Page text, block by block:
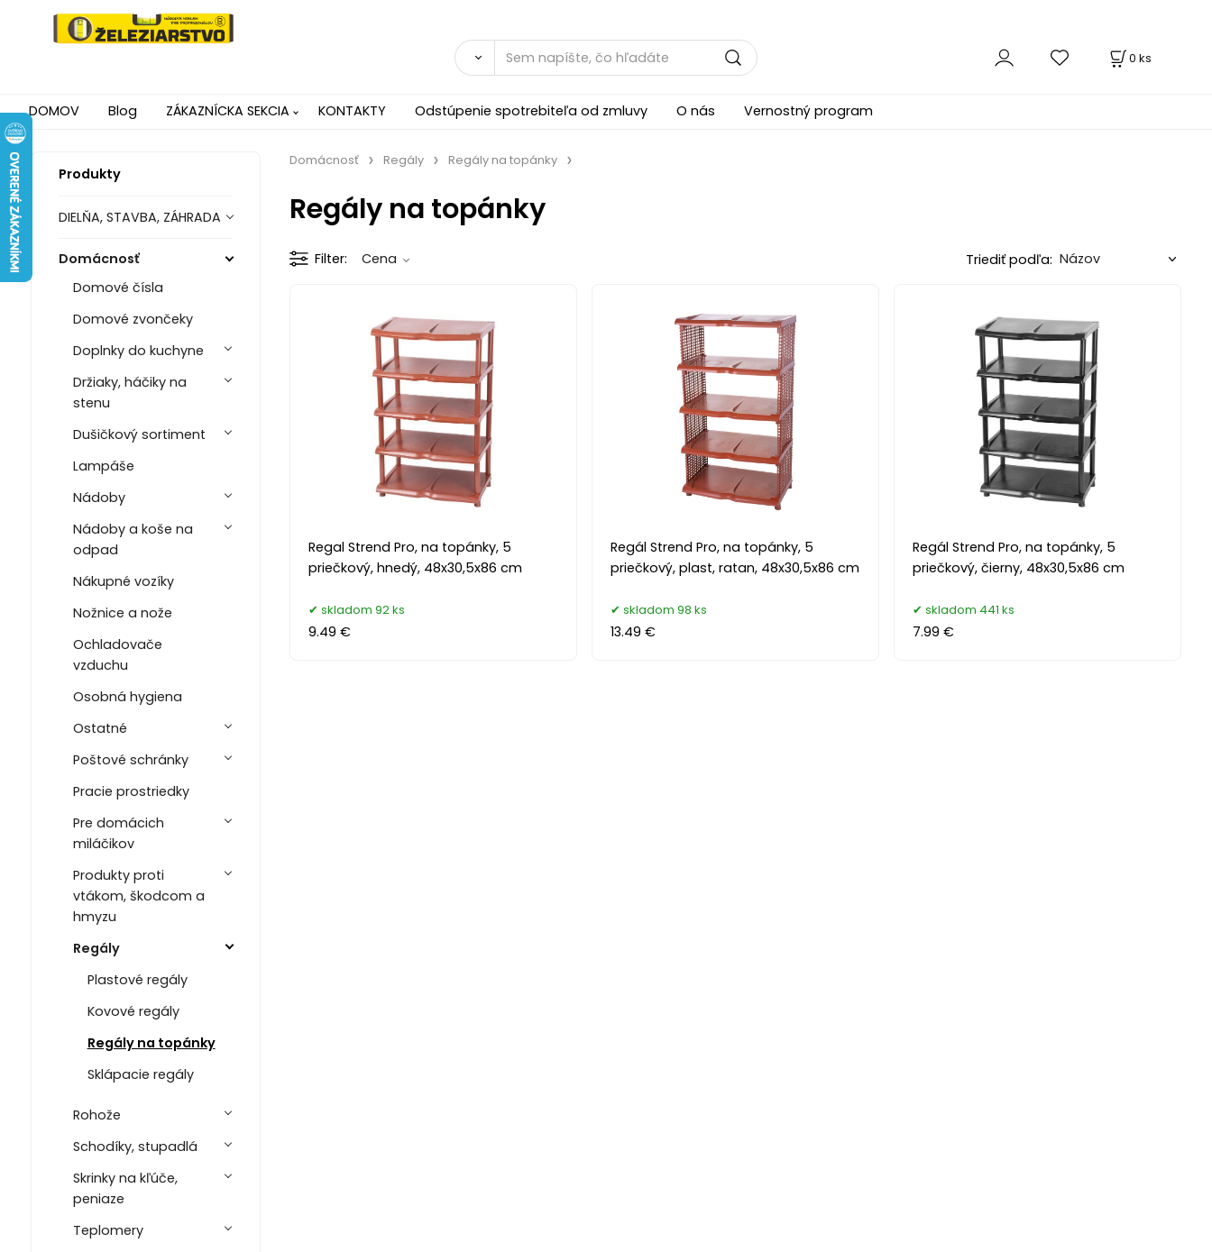
0 ks
DOMOV Blog ZÁKAZNÍCKA SEKCIA KONTAKTY Odstúpenie spotrebiteľa od zmluvy O nás Vernostný program
Produkty
DIELŇA, STAVBA, ZÁHRADA
Domácnosť
Domové čísla
Domové zvončeky
Doplnky do kuchyne
Držiaky, háčiky na
stenu
Dušičkový sortiment
Lampáše
Nádoby
Nádoby a koše na
odpad
Nákupné vozíky
Nožnice a nože
Ochladovače
vzduchu
Osobná hygiena
Ostatné
Poštové schránky
Pracie prostriedky
Pre domácich
miláčikov
Produkty proti
vtákom, škodcom a
hmyzu
Regály
Plastové regály
Kovové regály
Regály na topánky
Sklápacie regály
Rohože
Schodíky, stupadlá
Skrinky na kľúče,
peniaze
Teplomery
Domácnosť Regály Regály na topánky
Regály na topánky
Filter Cena Triediť podľa:
Regal Strend Pro, na topánky, 5
priečkový, hnedý, 48x30,5x86 cm
skladom 92 ks
9.49 €
Regál Strend Pro, na topánky, 5
priečkový, plast, ratan, 48x30,5x86 cm
skladom 98 ks
13.49 €
Regál Strend Pro, na topánky, 5
priečkový, čierny, 48x30,5x86 cm
skladom 441 ks
7.99 €